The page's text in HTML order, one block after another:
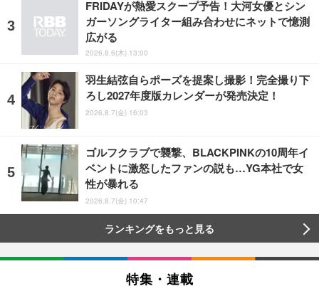
FRIDAYが熱愛スクープ予告！大河女優とシン
ガーソングライター組み合わせにネットで憶測
広がる
2026.8.6(木) 13:00
羽生結弦自らポーズを提案し撮影！完全撮り下
ろし2027年度版カレンダーが発売決定！
2026.8.7(金) 16:03
ゴルフクラブで襲撃、BLACKPINKの10周年イ
ベントに激怒したファンの説も…YG本社で女
性が暴れる
2026.8.7(金) 10:47
ランキングをもっと見る
特集・連載